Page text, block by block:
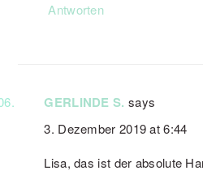
Antworten
GERLINDE S. says
3. Dezember 2019 at 6:44
Lisa, das ist der absolute